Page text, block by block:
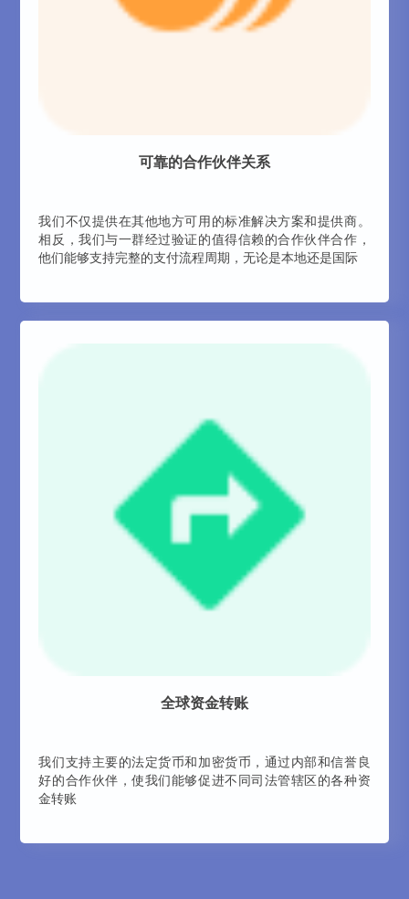
可靠的合作伙伴关系
我们不仅提供在其他地方可用的标准解决方案和提供商。
相反，我们与一群经过验证的值得信赖的合作伙伴合作，
他们能够支持完整的支付流程周期，无论是本地还是国际
全球资金转账
我们支持主要的法定货币和加密货币，通过内部和信誉良
好的合作伙伴，使我们能够促进不同司法管辖区的各种资
金转账